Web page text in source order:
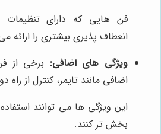
فن هایی که دارای
انعطاف پذیری بیشتری را ارائه
ویژگی های اضافی: برخی از
اضافی مانند تایمر، کنترل از
این ویژگی ها می توانند
بخش تر کنند.